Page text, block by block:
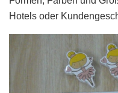
Hotels oder